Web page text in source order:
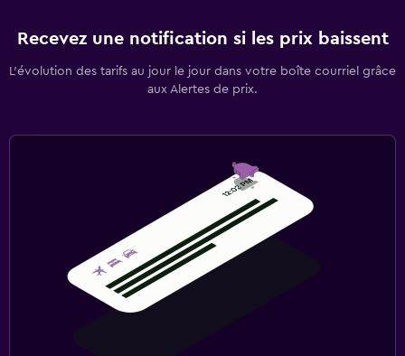
Recevez une notification si les prix baissent
L’évolution des tarifs au jour le jour dans votre boîte courriel grâce
aux Alertes de prix.